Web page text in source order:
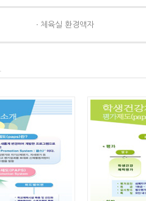
체육실 환경액자